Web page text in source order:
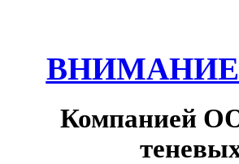
Компанией